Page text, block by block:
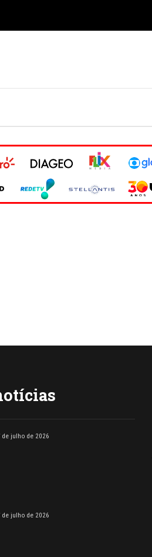
de julho de 2026
de julho de 2026